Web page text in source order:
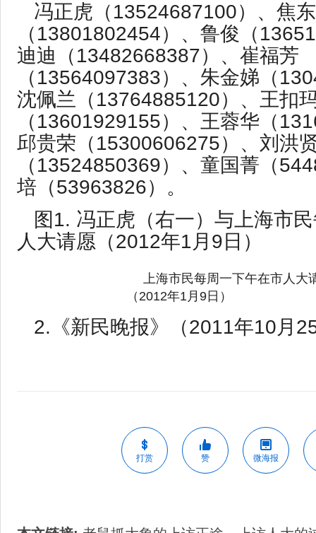
冯正虎（13524687100）、焦
（13801802454）、鲁俊（
迪迪（13482668387）、崔福芳
（13564097383）、朱金娣（
沈佩兰（13764885120）、王扣
（13601929155）、王蓉华（
邱贵荣（15300606275）、刘洪
（13524850369）、童国菁（
培（53963826）。
图1. 冯正虎（右一）与上海市
人大请愿（2012年1月9日）
上海市民每周一下午在市人大
（2012年1月9日）
2.《新民晚报》（2011年10月
打赏 赞 微海报